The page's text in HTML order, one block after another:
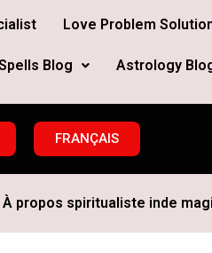
Love Problem
Blog Astrology
FRANÇAIS
À propos spiritualiste inde